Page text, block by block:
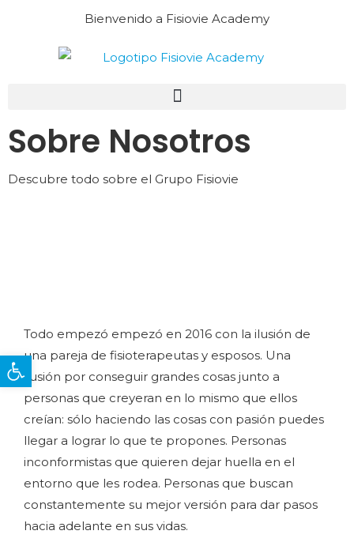
Bienvenido a Fisiovie Academy
Sobre Nosotros
Descubre todo sobre el Grupo Fisiovie
Todo empezó empezó en 2016 con la ilusión de
una pareja de fisioterapeutas y esposos. Una
ilusión por conseguir grandes cosas junto a
personas que creyeran en lo mismo que ellos
creían: sólo haciendo las cosas con pasión puedes
llegar a lograr lo que te propones. Personas
inconformistas que quieren dejar huella en el
entorno que les rodea. Personas que buscan
constantemente su mejor versión para dar pasos
hacia adelante en sus vidas.
Abrir barra de herramientas